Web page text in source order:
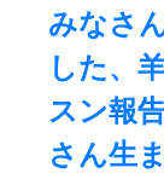
みなさ
した、
スン報
さん生